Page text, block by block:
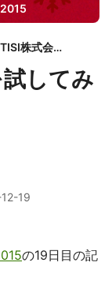
2015
TISI株式会社
してみ
19
の19日目の記